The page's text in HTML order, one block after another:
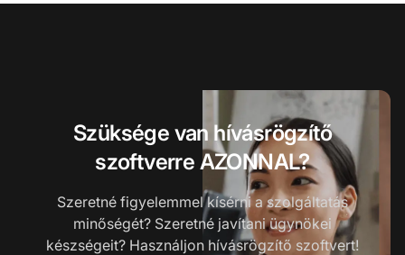
Szüksége van hívásrögzítő
szoftverre AZONNAL?
Szeretné figyelemmel kísérni a szolgáltatás
minőségét? Szeretné javítani ügynökei
készségeit? Használjon hívásrögzítő szoftvert!